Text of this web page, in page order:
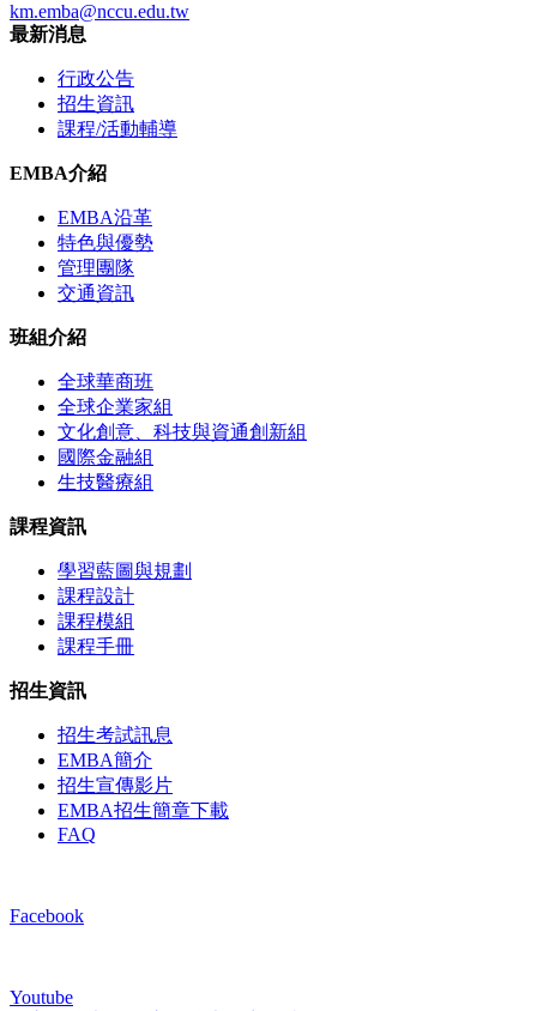
km.emba@nccu.edu.tw
最新消息
行政公告
招生資訊
課程/活動輔導
EMBA介紹
EMBA沿革
特色與優勢
管理團隊
交通資訊
班組介紹
全球華商班
全球企業家組
文化創意、科技與資通創新組
國際金融組
生技醫療組
課程資訊
學習藍圖與規劃
課程設計
課程模組
課程手冊
招生資訊
招生考試訊息
EMBA簡介
招生宣傳影片
EMBA招生簡章下載
FAQ
Facebook
Youtube